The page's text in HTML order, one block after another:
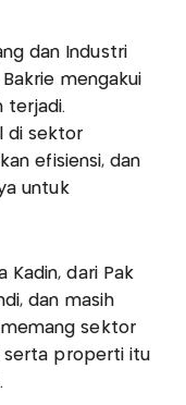
dan Industri
Bakrie mengakui
terjadi.
di sektor
efisiensi, dan
untuk
Kadin, dari Pak
dan masih
sektor
serta properti itu